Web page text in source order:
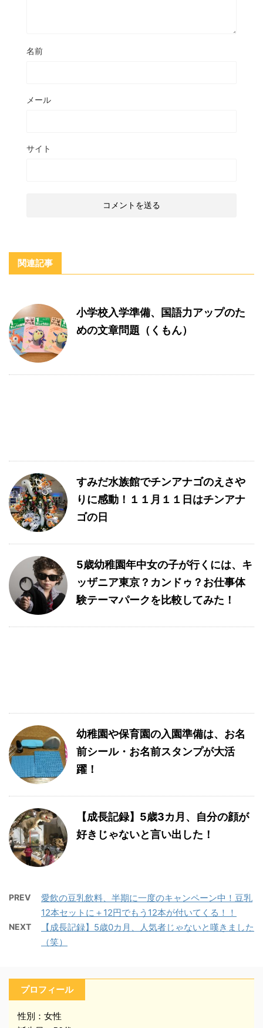
名前
メール
サイト
関連記事
小学校入学準備、国語力アップのた
めの文章問題（くもん）
すみだ水族館でチンアナゴのえさや
りに感動！１１月１１日はチンアナ
ゴの日
5歳幼稚園年中女の子が行くには、キ
ッザニア東京？カンドゥ？お仕事体
験テーマパークを比較してみた！
幼稚園や保育園の入園準備は、お名
前シール・お名前スタンプが大活
躍！
【成長記録】5歳3カ月、自分の顔が
好きじゃないと言い出した！
PREV
愛飲の豆乳飲料、半期に一度のキャンペーン中！豆乳
12本セットに＋12円でもう12本が付いてくる！！
NEXT
【成長記録】5歳0カ月、人気者じゃないと嘆きました
（笑）
プロフィール
性別：女性